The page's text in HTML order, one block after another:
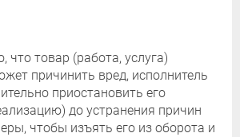
что товар (работа, услуга)
причинить вред, исполнитель
приостановить его
до устранения причин
чтобы изъять его из оборота и